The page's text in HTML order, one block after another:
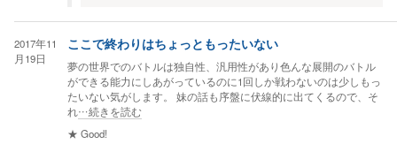
2017年11
月19日
ここで終わりはちょっともったいない
夢の世界でのバトルは独自性、汎用性があり色んな展開のバトル
ができる能力にしあがっているのに1回しか戦わないのは少しもっ
たいない気がします。 妹の話も序盤に伏線的に出てくるので、そ
れ…続きを読む
★ Good!